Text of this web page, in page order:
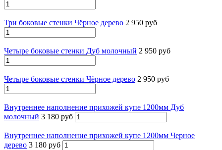
Три боковые стенки Чёрное дерево 2 950 руб
Четыре боковые стенки Дуб молочный 2 950 руб
Четыре боковые стенки Чёрное дерево 2 950 руб
Внутреннее наполнение прихожей купе 1200мм Дуб
молочный 3 180 руб
Внутреннее наполнение прихожей купе 1200мм Черное
дерево 3 180 руб